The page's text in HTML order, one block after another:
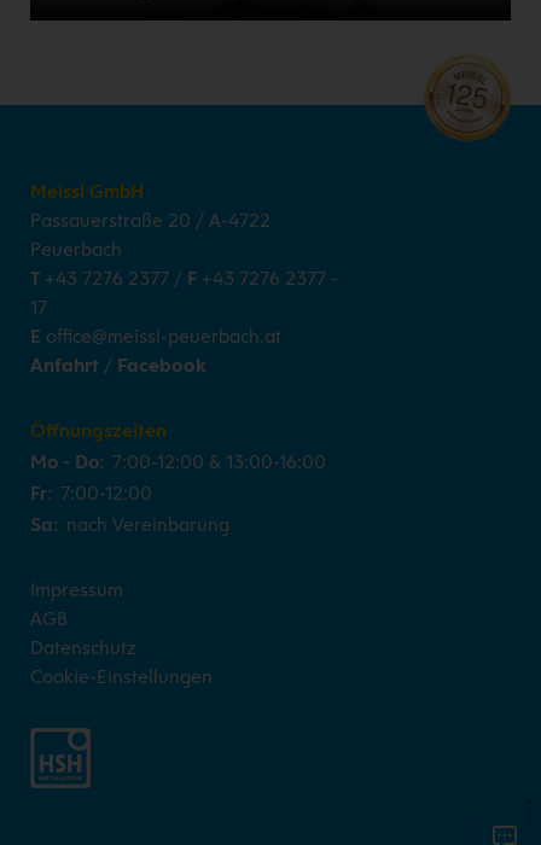
Meissl GmbH
Passauerstraße 20 / A-4722
Peuerbach
T +43 7276 2377 / F +43 7276 2377 -
17
E office@meissl-peuerbach.at
Anfahrt / Facebook
Öffnungszeiten
Mo - Do: 7:00-12:00 & 13:00-16:00
Fr: 7:00-12:00
Sa: nach Vereinbarung
Impressum
AGB
Datenschutz
Cookie-Einstellungen